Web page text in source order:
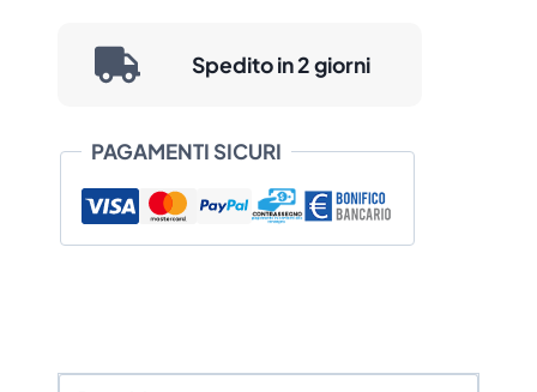
Spedito in 2 giorni
PAGAMENTI SICURI